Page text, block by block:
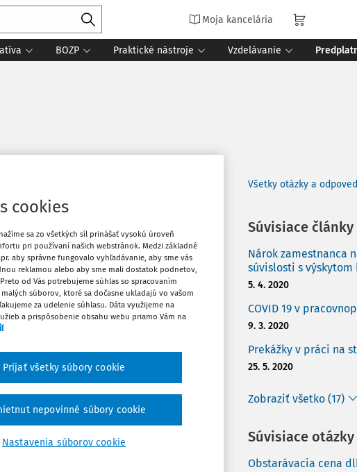
Moja kancelária
BOZP Praktické nástroje Vzdelávanie
dodaný 2. 10.
od 2. 10.
lízingová zmluva
súbor hnuteľných
daňovo odpisuje
za mesiac
Prihláste sa
Obľúbené
Zdieľať
Všetky otázky a
Súvisiace články
Nárok zamestnanca
súvislosti s výskytom
5. 4. 2020
COVID 19 v
9. 3. 2020
Prekážky v práci na
25. 5. 2020
Zobraziť všetko (17)
Súvisiace
Obstarávacia cena
cookies
sa zo všetkých síl prinášať vysokú úroveň
pri používaní našich webstránok. Medzi základné
aby správne fungovalo vyhľadávanie, aby sme vás
reklamou alebo aby sme mali dostatok podnetov,
od Vás potrebujeme súhlas so spracovaním
súborov, ktoré sa dočasne ukladajú vo vašom
za udelenie súhlasu. Dáta využijeme na
a prispôsobenie obsahu webu priamo Vám na
Nastavenia súborov cookie
nepovinné súbory cookie
Prijať všetky súbory cookie